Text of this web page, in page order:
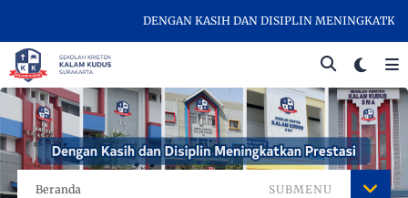
DENGAN KASIH DAN DISIPLIN MENINGKATKAN
Beranda SUBMENU